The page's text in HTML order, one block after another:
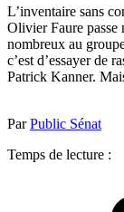
L’inventaire sans
Olivier Faure passe
nombreux au
c’est d’essayer de
Patrick Kanner.
ParPublic Sénat
Temps de lecture :